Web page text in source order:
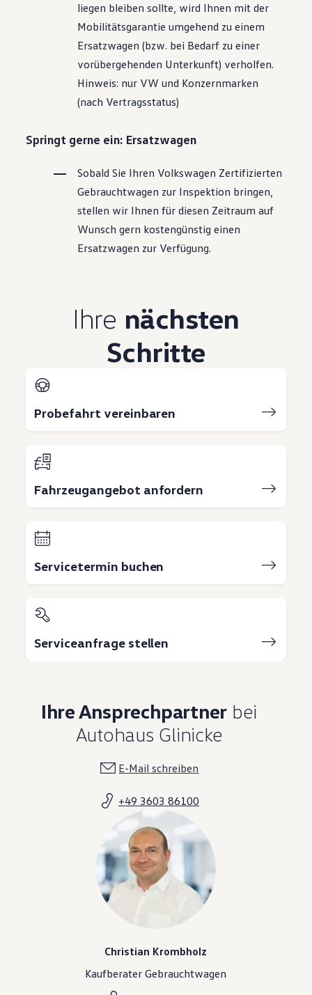
liegen bleiben sollte, wird Ihnen mit der
Mobilitätsgarantie umgehend zu einem
Ersatzwagen (bzw. bei Bedarf zu einer
vorübergehenden Unterkunft) verholfen.
Hinweis: nur VW und Konzernmarken
(nach Vertragsstatus)
Springt gerne ein: Ersatzwagen
Sobald Sie Ihren Volkswagen Zertifizierten
Gebrauchtwagen zur Inspektion bringen,
stellen wir Ihnen für diesen Zeitraum auf
Wunsch gern kostengünstig einen
Ersatzwagen zur Verfügung.
Ihre nächsten
Schritte
Probefahrt vereinbaren
Fahrzeugangebot anfordern
Servicetermin buchen
Serviceanfrage stellen
Ihre Ansprechpartner bei
Autohaus Glinicke
E-Mail schreiben
+49 3603 86100
Christian Krombholz
Kaufberater Gebrauchtwagen